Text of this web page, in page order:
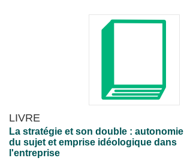
LIVRE
La stratégie et son double : autonomie
du sujet et emprise idéologique dans
l'entreprise